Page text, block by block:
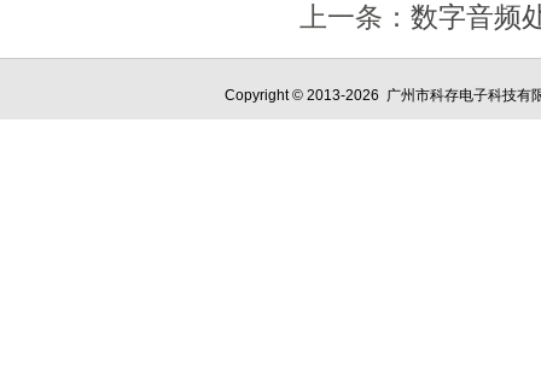
上一条： 数字音频
Copyright © 2013-2026 广州市科存电子科技